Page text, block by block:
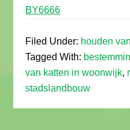
BY6666
Filed Under: houden
Tagged With:
van katten in woonwijk,
stadslandbouw